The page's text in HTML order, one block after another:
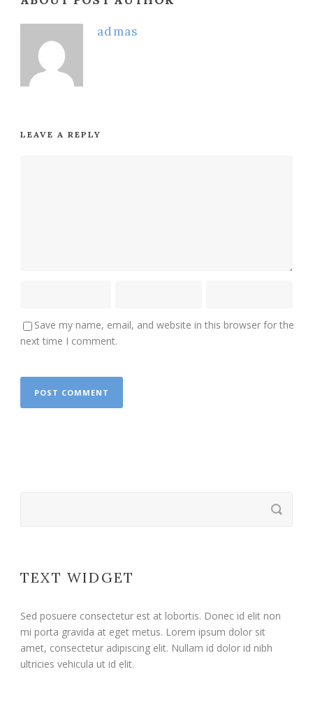
admas
LEAVE A REPLY
Save my name, email, and website in this browser for the
next time I comment.
TEXT WIDGET
Sed posuere consectetur est at lobortis. Donec id elit non
mi porta gravida at eget metus. Lorem ipsum dolor sit
amet, consectetur adipiscing elit. Nullam id dolor id nibh
ultricies vehicula ut id elit.